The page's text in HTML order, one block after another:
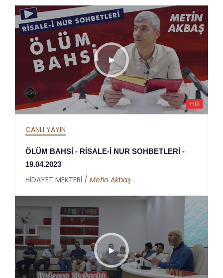
HD
CANLI YAYIN
ÖLÜM BAHSİ - RİSALE-İ NUR SOHBETLERİ -
19.04.2023
HİDAYET MEKTEBİ / Metin Akbaş